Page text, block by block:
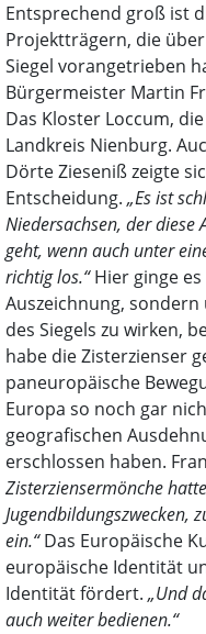
Entsprechend groß ist
Projektträgern, die
Siegel vorangetrieben
Bürgermeister Martin
Das Kloster Loccum,
Landkreis Nienburg.
Dörte Zieseniß zeigte
Entscheidung. „Es ist
Niedersachsen, der diese
geht, wenn auch unter
richtig los.“Hier ginge
Auszeichnung,
des Siegels zu wirken,
habe die Zisterzienser
paneuropäische
Europa so noch gar
geografischen
erschlossen haben.
Zisterziensermönche
Jugendbildungszwecken,
ein.“Das Europäische
europäische Identität
Identität fördert. „Und
auch weiter bedienen.“